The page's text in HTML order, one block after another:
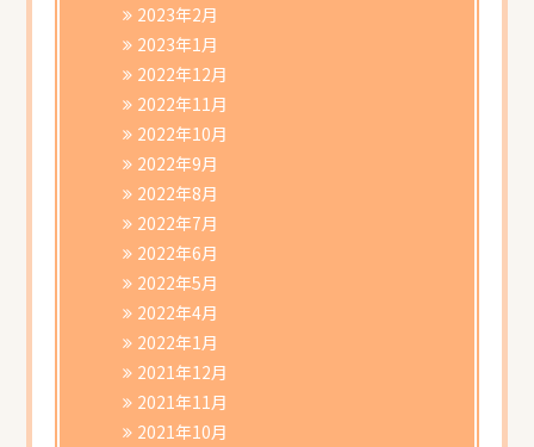
2023年2月
2023年1月
2022年12月
2022年11月
2022年10月
2022年9月
2022年8月
2022年7月
2022年6月
2022年5月
2022年4月
2022年1月
2021年12月
2021年11月
2021年10月